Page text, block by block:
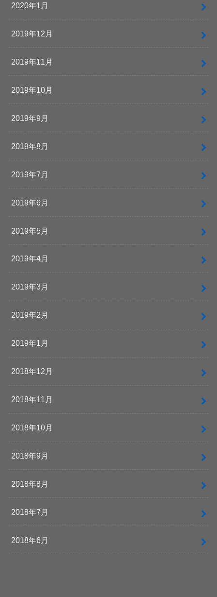
2020年1月
2019年12月
2019年11月
2019年10月
2019年9月
2019年8月
2019年7月
2019年6月
2019年5月
2019年4月
2019年3月
2019年2月
2019年1月
2018年12月
2018年11月
2018年10月
2018年9月
2018年8月
2018年7月
2018年6月